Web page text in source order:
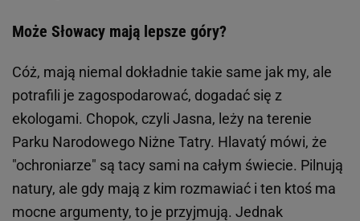
Może Słowacy mają lepsze góry?
Cóż, mają niemal dokładnie takie same jak my, ale
potrafili je zagospodarować, dogadać się z
ekologami. Chopok, czyli Jasna, leży na terenie
Parku Narodowego Niżne Tatry. Hlavatý mówi, że
"ochroniarze" są tacy sami na całym świecie. Pilnują
natury, ale gdy mają z kim rozmawiać i ten ktoś ma
mocne argumenty, to je przyjmują. Jednak